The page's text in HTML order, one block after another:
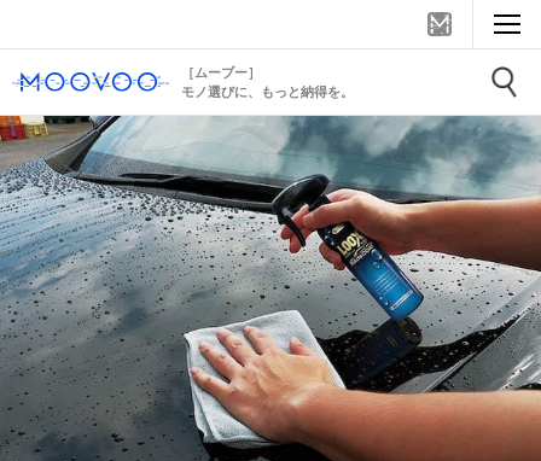
［ムーブー］
モノ選びに、もっと納得を。